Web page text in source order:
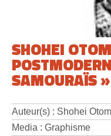
SHOHEI
SAMOURAÏS »
Auteur(s) : Shohei
Media : Graphisme